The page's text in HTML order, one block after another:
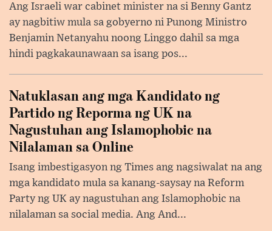
Ang Israeli war cabinet minister na si Benny Gantz
ay nagbitiw mula sa gobyerno ni Punong Ministro
Benjamin Netanyahu noong Linggo dahil sa mga
hindi pagkakaunawaan sa isang pos...
Natuklasan ang mga Kandidato ng
Partido ng Reporma ng UK na
Nagustuhan ang Islamophobic na
Nilalaman sa Online
Isang imbestigasyon ng Times ang nagsiwalat na ang
mga kandidato mula sa kanang-saysay na Reform
Party ng UK ay nagustuhan ang Islamophobic na
nilalaman sa social media. Ang And...